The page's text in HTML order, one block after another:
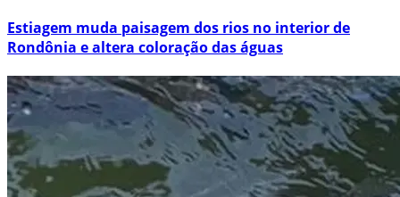
Estiagem muda paisagem dos rios no interior de
Rondônia e altera coloração das águas